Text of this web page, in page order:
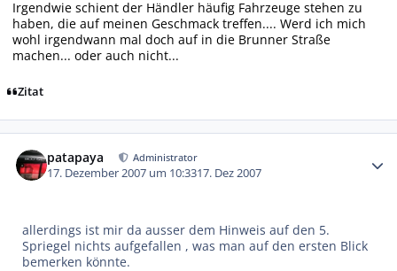
Irgendwie schient der Händler häufig Fahrzeuge stehen zu
haben, die auf meinen Geschmack treffen.... Werd ich mich
wohl irgendwann mal doch auf in die Brunner Straße
machen... oder auch nicht...
Zitat
patapaya Administrator
17. Dezember 2007 um 10:3317. Dez 2007
allerdings ist mir da ausser dem Hinweis auf den 5.
Spriegel nichts aufgefallen , was man auf den ersten Blick
bemerken könnte.